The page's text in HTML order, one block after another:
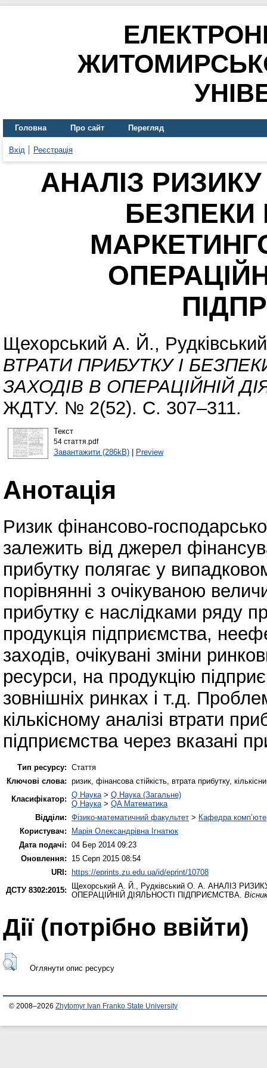
Головна Про сайт Перегляд
Вхід Реєстрація
АНАЛІЗ
БЕЗПЕКИ
Щехорський А. Й.,
ВТРАТИ ПРИБУТКУ І
ЗАХОДІВ В ОПЕРАЦІЙНІЙ
ЖДТУ. № 2(52). С. 307–311.
Текст
54 cтаття.pdf
Завантажити (286kB)| Preview
Анотація
Ризик фінансово-
залежить від джерел
прибутку полягає у
порівнянні з очікуваною
прибутку є наслідками ряду
продукція підприємства,
заходів, очікувані зміни
ресурси, на продукцію
зовнішніх ринках і т.д.
кількісному аналізі втрати
підприємства через вказані
Тип ресурсу: Стаття
Ключові слова: ризик, фінансова стійкість, втрата прибутку,
Класифікатор: Q Наука > Q Наука (Загальне)
Q Наука > QA Математика
Відділи: Фізико-математичний факультет > Кафедра
Користувач:
Марія Олександрівна Ігнатюк
Дата подачі: 04 Бер 2014 09:23
Оновлення:
15 Серп 2015 08:54
URI: https://eprints.zu.edu.ua/id/eprint/10708
ДСТУ 8302:2015:
Щехорський А. Й. Рудківський О. А. АНАЛІЗ
ОПЕРАЦІЙНІЙ ДІЯЛЬНОСТІ ПІДПРИЄМСТВА.
Дії ​​(потрібно ввійти)
Оглянути опис ресурсу
© 2008–2026 Zhytomyr Ivan Franko State University